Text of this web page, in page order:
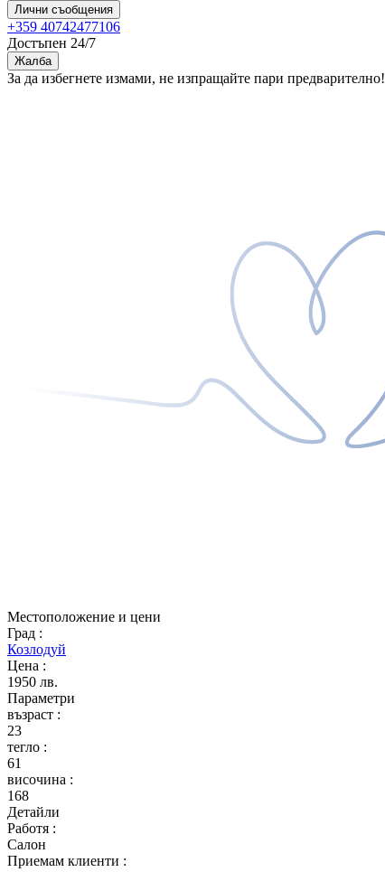
Лични съобщения
+359 40742477106
Достъпен 24/7
Жалба
За да избегнете измами, не изпращайте пари предварително!
Местоположение и цени
Град :
Козлодуй
Цена :
1950 лв.
Параметри
възраст :
23
тегло :
61
височина :
168
Детайли
Работя :
Салон
Приемам клиенти :